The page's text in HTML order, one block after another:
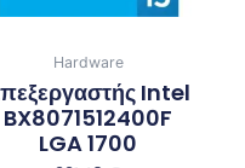
Hardware
Intel
BX8071512400F
LGA 1700